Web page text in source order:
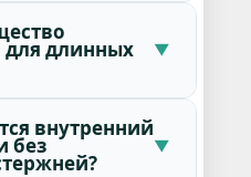
длинных
внутренний
без